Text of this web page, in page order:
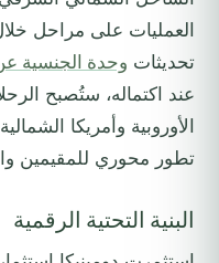
تحديثات وحدة الجنسية
عند اكتماله، ستُصبح
الأوروبية وأمريكا
تطور محوري للمقيمين
البنية التحتية الرقمية